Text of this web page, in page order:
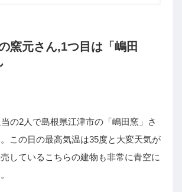
窯元さん,1つ目は「嶋田
の2人で島根県江津市の「嶋田窯」さ
この日の最高気温は35度と大変天気が
しているこちらの建物も非常に青空に